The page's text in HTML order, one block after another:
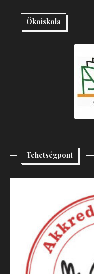
Ökoiskola
Tehetségpont